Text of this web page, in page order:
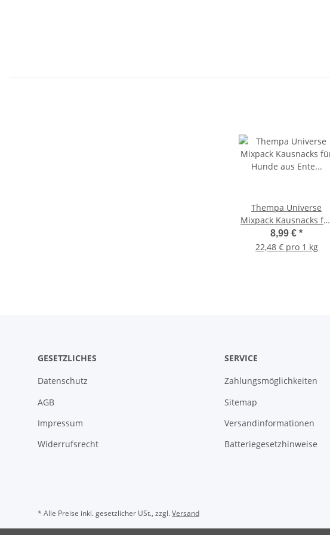
Thempa Universe
Mixpack Kausnacks für
Hunde aus Ente 400g
8,99 € *
22,48 € pro 1 kg
GESETZLICHES
Datenschutz
AGB
Impressum
Widerrufsrecht
SERVICE
Zahlungsmöglichkeiten
Sitemap
Versandinformationen
Batteriegesetzhinweise
* Alle Preise inkl. gesetzlicher USt., zzgl.Versand